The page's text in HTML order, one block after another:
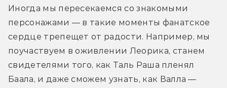
Иногда мы пересекаемся со знакомыми
персонажами — в такие моменты фанатское
сердце трепещет от радости. Например, мы
поучаствуем в оживлении Леорика, станем
свидетелями того, как Таль Раша пленял
Баала, и даже сможем узнать, как Валла —